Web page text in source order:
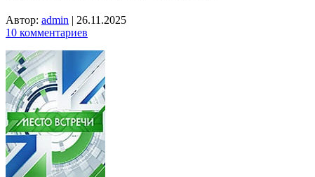
Автор: admin | 26.11.2025
10 комментариев